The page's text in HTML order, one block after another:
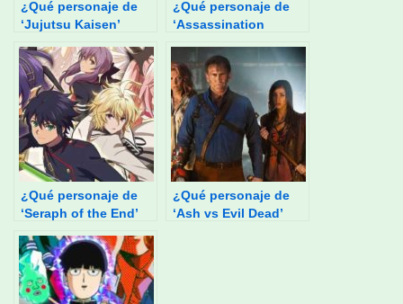
¿Qué personaje de
‘Jujutsu Kaisen’
¿Qué personaje de
‘Assassination
¿Qué personaje de
‘Seraph of the End’
¿Qué personaje de
‘Ash vs Evil Dead’